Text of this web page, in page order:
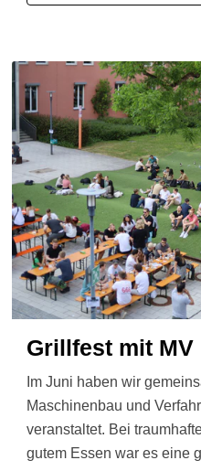
Grillfest mit MV
Im Juni haben wir
Maschinenbau und
veranstaltet. Bei
gutem Essen war es eine